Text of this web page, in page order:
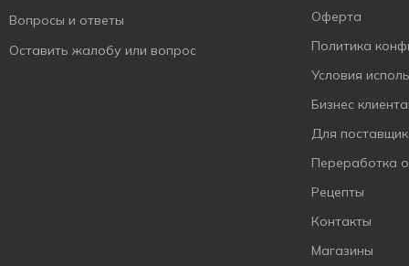
Вопросы и ответы
Оставить жалобу или вопрос
Оферта
Политика
Условия
Бизнес
Для
Переработка
Рецепты
Контакты
Магазины